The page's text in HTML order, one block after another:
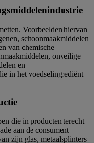
Voorbeelden hiervan
schoonmaakmiddelen
van chemische
onveilige
en
in het voedselingrediënt
die in producten terecht
aan de consument
zijn glas, metaalsplinters